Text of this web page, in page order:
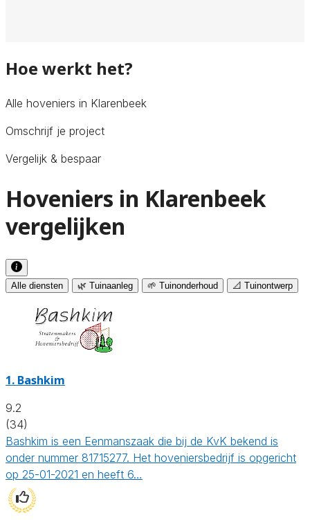
Hoe werkt het?
Alle hoveniers in Klarenbeek
Omschrijf je project
Vergelijk & bespaar
Hoveniers in Klarenbeek
vergelijken
Alle diensten 🌿 Tuinaanleg 🌱 Tuinonderhoud 📐 Tuinontwerp
1. Bashkim
9.2
(34)
Bashkim is een Eenmanszaak die bij de KvK bekend is
onder nummer 81715277. Het hoveniersbedrijf is opgericht
op 25-01-2021 en heeft 6…